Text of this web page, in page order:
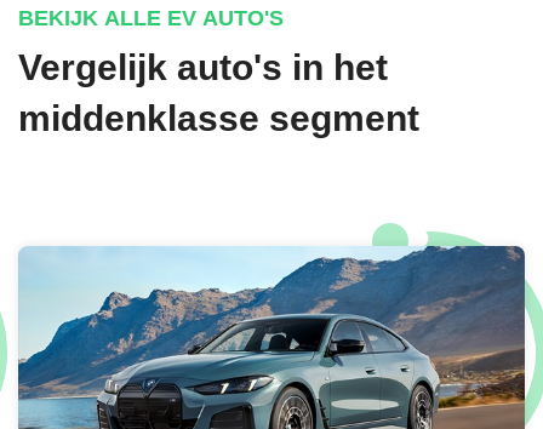
BEKIJK ALLE EV AUTO'S
Vergelijk auto's in het
middenklasse segment